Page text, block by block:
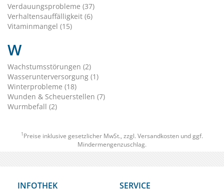
Verdauungsprobleme (37)
Verhaltensauffälligkeit (6)
Vitaminmangel (15)
W
Wachstumsstörungen (2)
Wasserunterversorgung (1)
Winterprobleme (18)
Wunden & Scheuerstellen (7)
Wurmbefall (2)
1 Preise inklusive gesetzlicher MwSt., zzgl. Versandkosten und ggf.
Mindermengenzuschlag.
INFOTHEK SERVICE